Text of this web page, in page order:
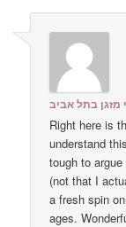
מזגן בתל אביב
Right here is
understand
tough to
(not that I
a fresh spin
ages.